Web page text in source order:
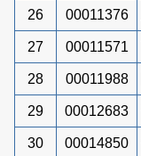
26 00011376
27 00011571
28 00011988
29 00012683
30 00014850